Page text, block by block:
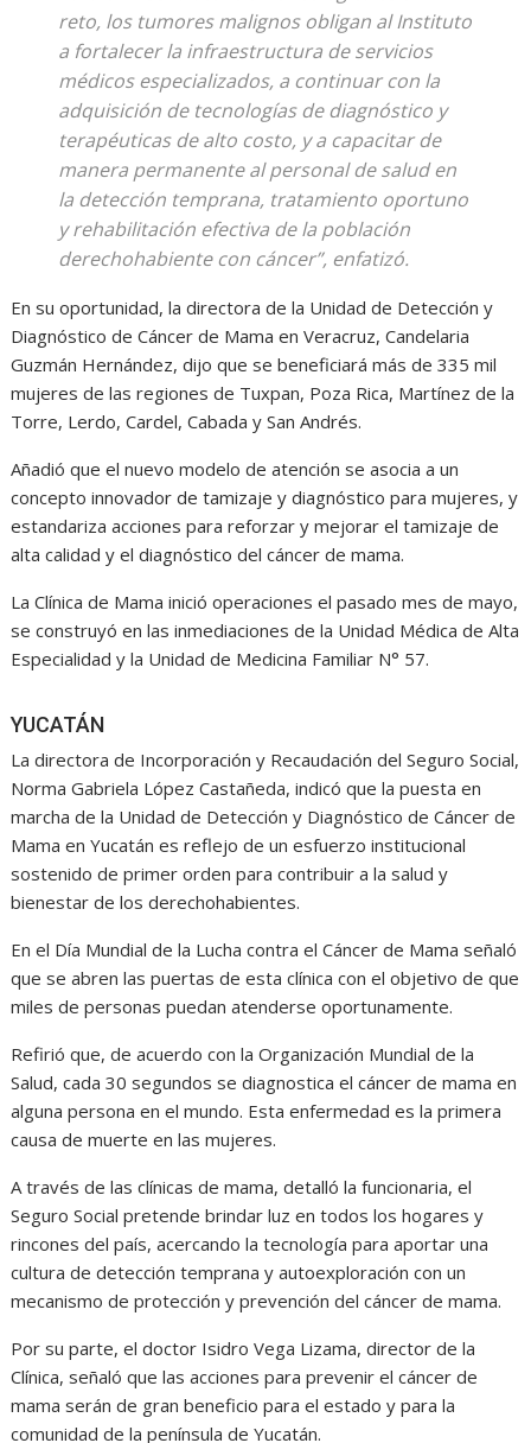
reto, los tumores malignos obligan al Instituto
a fortalecer la infraestructura de servicios
médicos especializados, a continuar con la
adquisición de tecnologías de diagnóstico y
terapéuticas de alto costo, y a capacitar de
manera permanente al personal de salud en
la detección temprana, tratamiento oportuno
y rehabilitación efectiva de la población
derechohabiente con cáncer”, enfatizó.
En su oportunidad, la directora de la Unidad de Detección y
Diagnóstico de Cáncer de Mama en Veracruz, Candelaria
Guzmán Hernández, dijo que se beneficiará más de 335 mil
mujeres de las regiones de Tuxpan, Poza Rica, Martínez de la
Torre, Lerdo, Cardel, Cabada y San Andrés.
Añadió que el nuevo modelo de atención se asocia a un
concepto innovador de tamizaje y diagnóstico para mujeres, y
estandariza acciones para reforzar y mejorar el tamizaje de
alta calidad y el diagnóstico del cáncer de mama.
La Clínica de Mama inició operaciones el pasado mes de mayo,
se construyó en las inmediaciones de la Unidad Médica de Alta
Especialidad y la Unidad de Medicina Familiar N° 57.
YUCATÁN
La directora de Incorporación y Recaudación del Seguro Social,
Norma Gabriela López Castañeda, indicó que la puesta en
marcha de la Unidad de Detección y Diagnóstico de Cáncer de
Mama en Yucatán es reflejo de un esfuerzo institucional
sostenido de primer orden para contribuir a la salud y
bienestar de los derechohabientes.
En el Día Mundial de la Lucha contra el Cáncer de Mama señaló
que se abren las puertas de esta clínica con el objetivo de que
miles de personas puedan atenderse oportunamente.
Refirió que, de acuerdo con la Organización Mundial de la
Salud, cada 30 segundos se diagnostica el cáncer de mama en
alguna persona en el mundo. Esta enfermedad es la primera
causa de muerte en las mujeres.
A través de las clínicas de mama, detalló la funcionaria, el
Seguro Social pretende brindar luz en todos los hogares y
rincones del país, acercando la tecnología para aportar una
cultura de detección temprana y autoexploración con un
mecanismo de protección y prevención del cáncer de mama.
Por su parte, el doctor Isidro Vega Lizama, director de la
Clínica, señaló que las acciones para prevenir el cáncer de
mama serán de gran beneficio para el estado y para la
comunidad de la península de Yucatán.